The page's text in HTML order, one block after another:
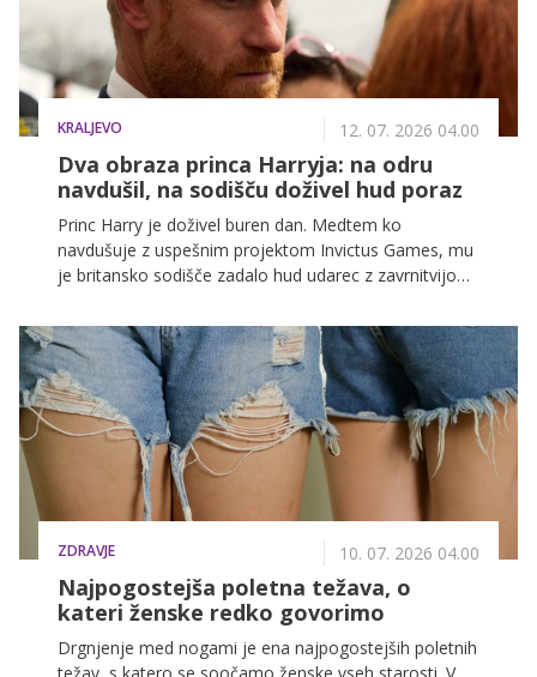
KRALJEVO 12. 07. 2026 04.00
Dva obraza princa Harryja: na odru
navdušil, na sodišču doživel hud poraz
Princ Harry je doživel buren dan. Medtem ko
navdušuje z uspešnim projektom Invictus Games, mu
je britansko sodišče zadalo hud udarec z zavrnitvijo
ZDRAVJE 10. 07. 2026 04.00
Najpogostejša poletna težava, o
kateri ženske redko govorimo
Drgnjenje med nogami je ena najpogostejših poletnih
težav, s katero se soočamo ženske vseh starosti. V